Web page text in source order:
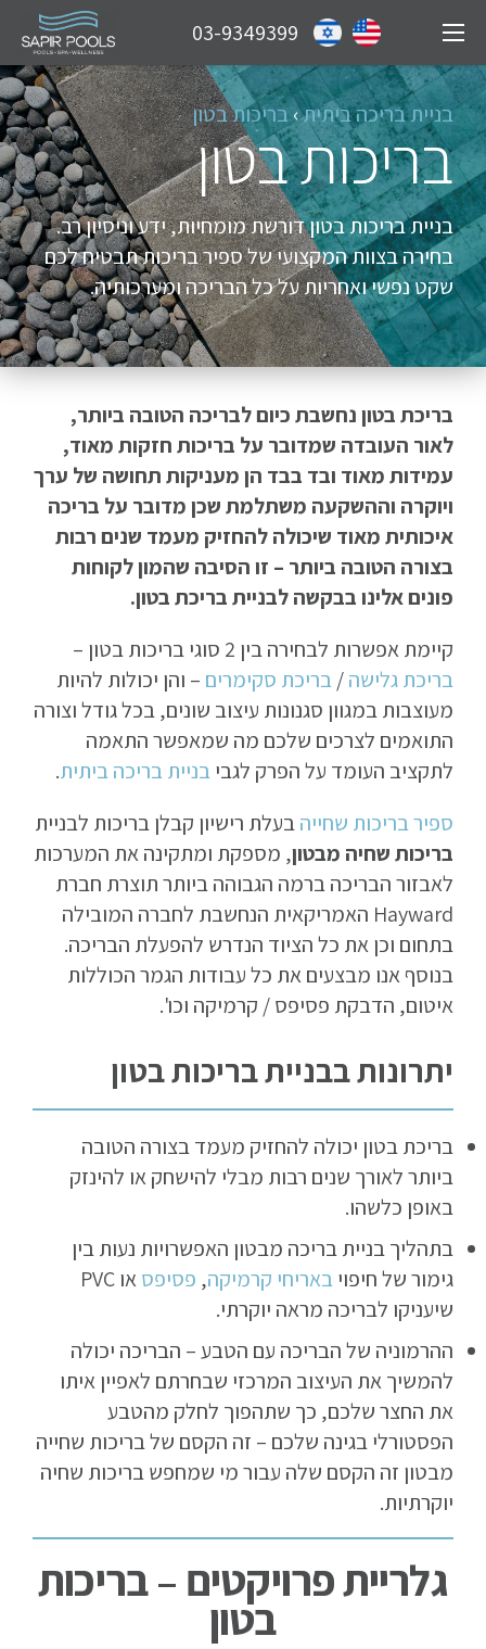
03-9349399
בניית בריכה ביתית›בריכות בטון
בריכות בטון
בניית בריכות בטון דורשת מומחיות, ידע וניסיון רב.
בחירה בצוות המקצועי של ספיר בריכות תבטיח לכם
שקט נפשי ואחריות על כל הבריכה ומערכותיה.
בריכת בטון נחשבת כיום לבריכה הטובה ביותר,
לאור העובדה שמדובר על בריכות חזקות מאוד,
עמידות מאוד ובד בבד הן מעניקות תחושה של ערך
ויוקרה וההשקעה משתלמת שכן מדובר על בריכה
איכותית מאוד שיכולה להחזיק מעמד שנים רבות
בצורה הטובה ביותר – זו הסיבה שהמון לקוחות
פונים אלינו בבקשה לבניית בריכת בטון.
קיימת אפשרות לבחירה בין 2 סוגי בריכות בטון –
בריכת גלישה/בריכת סקימרים – והן יכולות להיות
מעוצבות במגוון סגנונות עיצוב שונים, בכל גודל וצורה
התואמים לצרכים שלכם מה שמאפשר התאמה
לתקציב העומד על הפרק לגביבניית בריכה ביתית.
ספיר בריכות שחייהבעלת רישיון קבלן בריכות לבניית
בריכות שחיה מבטון, מספקת ומתקינה את המערכות
לאבזור הבריכה ברמה הגבוהה ביותר תוצרת חברת
Hayward האמריקאית הנחשבת לחברה המובילה
בתחום וכן את כל הציוד הנדרש להפעלת הבריכה.
בנוסף אנו מבצעים את כל עבודות הגמר הכוללות
איטום, הדבקת פסיפס / קרמיקה וכו'.
יתרונות בבניית בריכות בטון
בריכת בטון יכולה להחזיק מעמד בצורה הטובה
ביותר לאורך שנים רבות מבלי להישחק או להינזק
באופן כלשהו.
בתהליך בניית בריכה מבטון האפשרויות נעות בין
גימור של חיפויבאריחי קרמיקה, פסיפס
או PVC
שיעניקו לבריכה מראה יוקרתי.
ההרמוניה של הבריכה עם הטבע – הבריכה יכולה
להמשיך את העיצוב המרכזי שבחרתם לאפיין איתו
את החצר שלכם, כך שתהפוך לחלק מהטבע
הפסטורלי בגינה שלכם – זה הקסם של בריכות שחייה
מבטון זה הקסם שלה עבור מי שמחפש בריכות שחיה
יוקרתיות.
גלריית פרויקטים – בריכות
בטון